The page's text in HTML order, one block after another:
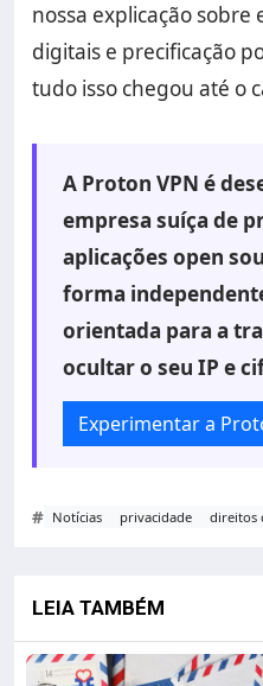
nossa explicação
digitais e precificação
tudo isso chegou até o
A Proton VPN é
empresa suíça de
aplicações open
forma
orientada para a
ocultar o seu IP e
Experimentar a
# Notícias privacidade direitos
LEIA TAMBÉM